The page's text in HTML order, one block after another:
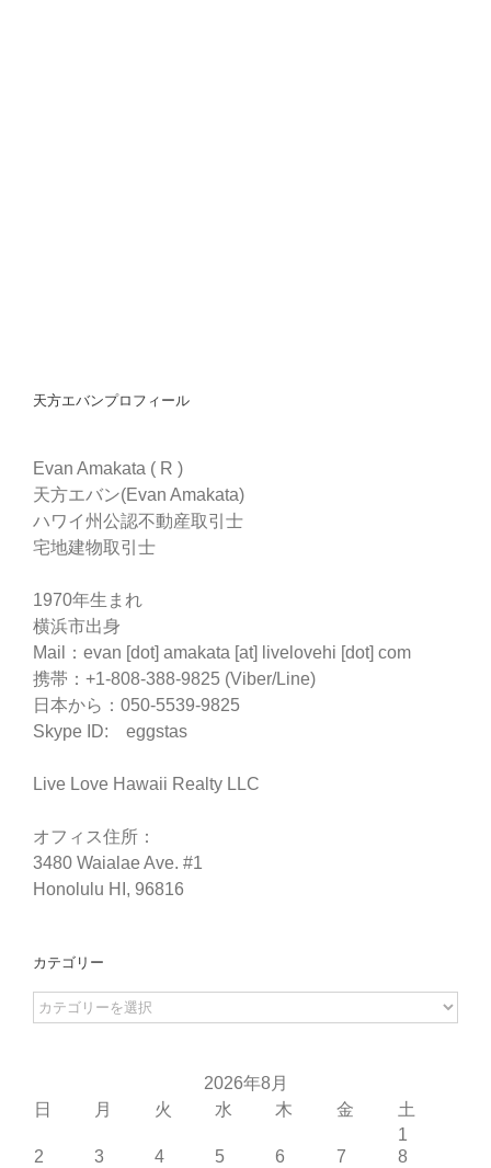
天方エバンプロフィール
Evan Amakata ( R )
天方エバン(Evan Amakata)
ハワイ州公認不動産取引士
宅地建物取引士
1970年生まれ
横浜市出身
Mail：evan [dot] amakata [at] livelovehi [dot] com
携帯：+1-808-388-9825 (Viber/Line)
日本から：050-5539-9825
Skype ID: eggstas
Live Love Hawaii Realty LLC
オフィス住所：
3480 Waialae Ave. #1
Honolulu HI, 96816
カテゴリー
カ
テ
ー
2026年8月
日
月 火 水 木 金
土
1
2
3 4 5 6 7
8